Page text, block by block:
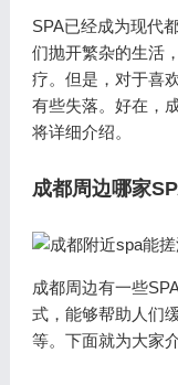
SPA已经成为现代
们抛开繁杂的生活
疗。但是，对于喜
有些失落。好在，
将详细介绍。
成都周边哪家
成都周边有一些
式，能够帮助人们
等。下面就为大家